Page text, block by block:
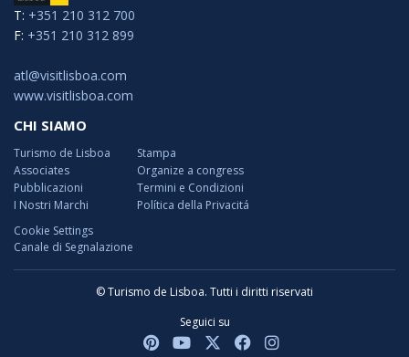
T: +351 210 312 700
F: +351 210 312 899
atl@visitlisboa.com
www.visitlisboa.com
CHI SIAMO
Turismo de Lisboa
Associates
Pubblicazioni
I Nostri Marchi
Stampa
Organize a congress
Termini e Condizioni
Política della Privacitá
Cookie Settings
Canale di Segnalazione
© Turismo de Lisboa. Tutti i diritti riservati
Seguici su